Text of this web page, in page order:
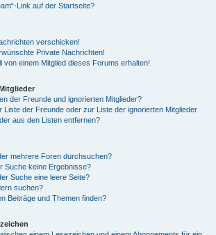
Link auf der Startseite?
verschicken!
Private Nachrichten!
von einem Mitglied dieses Forums erhalten!
der Freunde und ignorierten Mitglieder?
Liste der Freunde oder zur Liste der ignorierten Mitglieder
aus den Listen entfernen?
mehrere Foren durchsuchen?
Suche keine Ergebnisse?
Suche eine leere Seite?
suchen?
Beiträge und Themen finden?